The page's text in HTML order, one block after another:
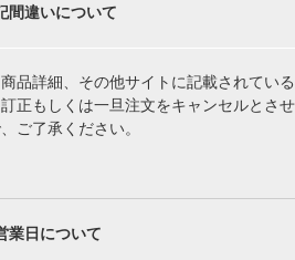
間違いについて
品詳細、その他サイトに記載されている
正もしくは一旦注文をキャンセルとさせ
ご了承ください。
業日について